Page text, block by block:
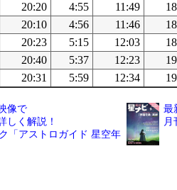
20:20 4:55 11:49
20:10 4:56 11:46
20:23 5:15 12:03
20:40 5:37 12:23
20:31 5:59 12:34
像で
しく解説！
「アストロガイド 星空年
最
月